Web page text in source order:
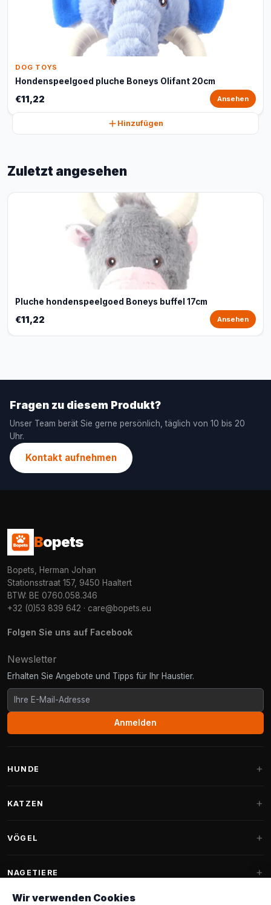
DOG TOYS
Hondenspeelgoed pluche Boneys Olifant 20cm
€11,22 Ansehen
Hinzufügen
Zuletzt angesehen
Pluche hondenspeelgoed Boneys buffel 17cm
€11,22 Ansehen
Fragen zu diesem Produkt?
Unser Team berät Sie gerne persönlich, täglich von 10 bis 20
Uhr.
Kontakt aufnehmen
Bopets
Bopets, Herman Johan
Stationsstraat 157, 9450 Haaltert
BTW: BE 0760.058.346
+32 (0)53 839 642 · care@bopets.eu
Folgen Sie uns auf Facebook
Newsletter
Erhalten Sie Angebote und Tipps für Ihr Haustier.
Anmelden
HUNDE
Fantail Hundebetten
KATZEN
Kratzbäume
Kratzbäume für Maine Coon
Kratzbaum-Ersatzteile
VÖGEL
NAGETIERE
Kaninchenfutter
Wir verwenden Cookies